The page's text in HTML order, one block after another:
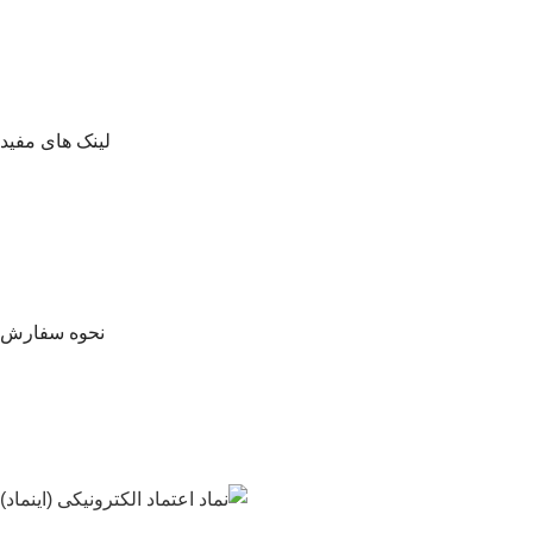
لینک های مفید
نحوه سفارش